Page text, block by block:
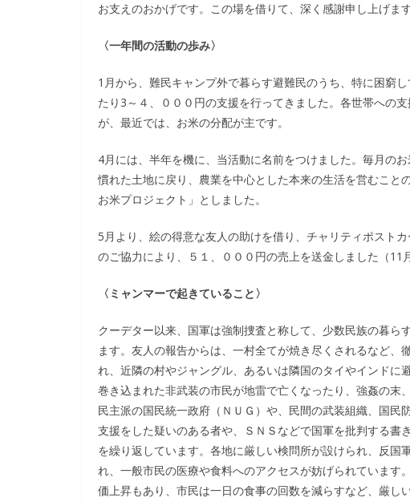
お支えのおかげです。この場を借りて、深く感謝申し上げます
〈一年間の活動の歩み〉
1月から、難民キャンプ外で暮らす避難民のうち、特に困窮
たり3～４、０００円の支援を行ってきました。各世帯への
が、最近では、お米の分配が主です。
4月には、半年を機に、当活動に名前をつけました。毎月の
慣れた土地に戻り、農業を中心とした本来の生活を営むこ
お米プロジェクト」としました。
5月より、絵の得意な友人の助けを借り、チャリティポスト
のご協力により、５１、０００円の売上を送金しました（11
〈ミャンマーで起きていること〉
クーデター以来、国軍は強制捜査と称して、少数民族の暮
ます。友人の報告からは、一村全てが焼き尽くされるなど
れ、近隣の村やジャングル、あるいは隣国のタイやインド
巻き込まれた非武装の市民が地雷で亡くなったり、強姦の末
民主派の国民統一政府（ＮＵＧ）や、民間の武装組織、国民
支援をした疑いのある者や、ＳＮＳなどで国軍を批判する
を繰り返しています。各地に厳しい検問所が設けられ、反国
れ、一般市民の医療や食料へのアクセスが妨げられていま
価上昇もあり、市民は一日の食事の回数を減らすなど、厳